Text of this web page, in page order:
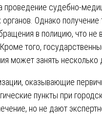
судебно-
Однако получение
в полицию, что
того,
может занять несколько
оказывающие
пункты при
но не дают